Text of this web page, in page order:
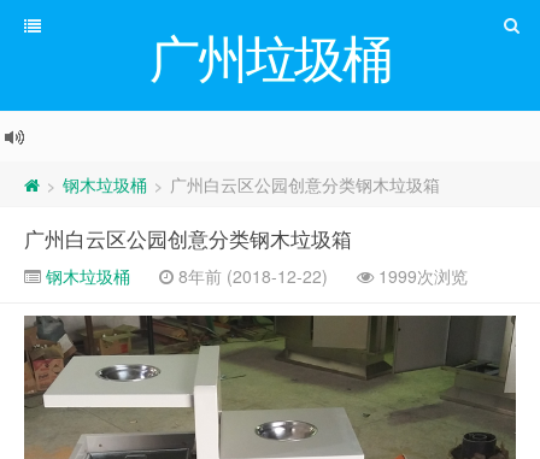
广州垃圾桶
> 钢木垃圾桶 > 广州白云区公园创意分类钢木垃圾箱
广州白云区公园创意分类钢木垃圾箱
钢木垃圾桶 8年前 (2018-12-22) 1999次浏览